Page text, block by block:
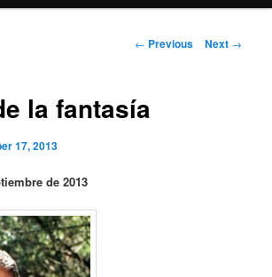
Post
← Previous Next →
la fantasía
17, 2013
de 2013